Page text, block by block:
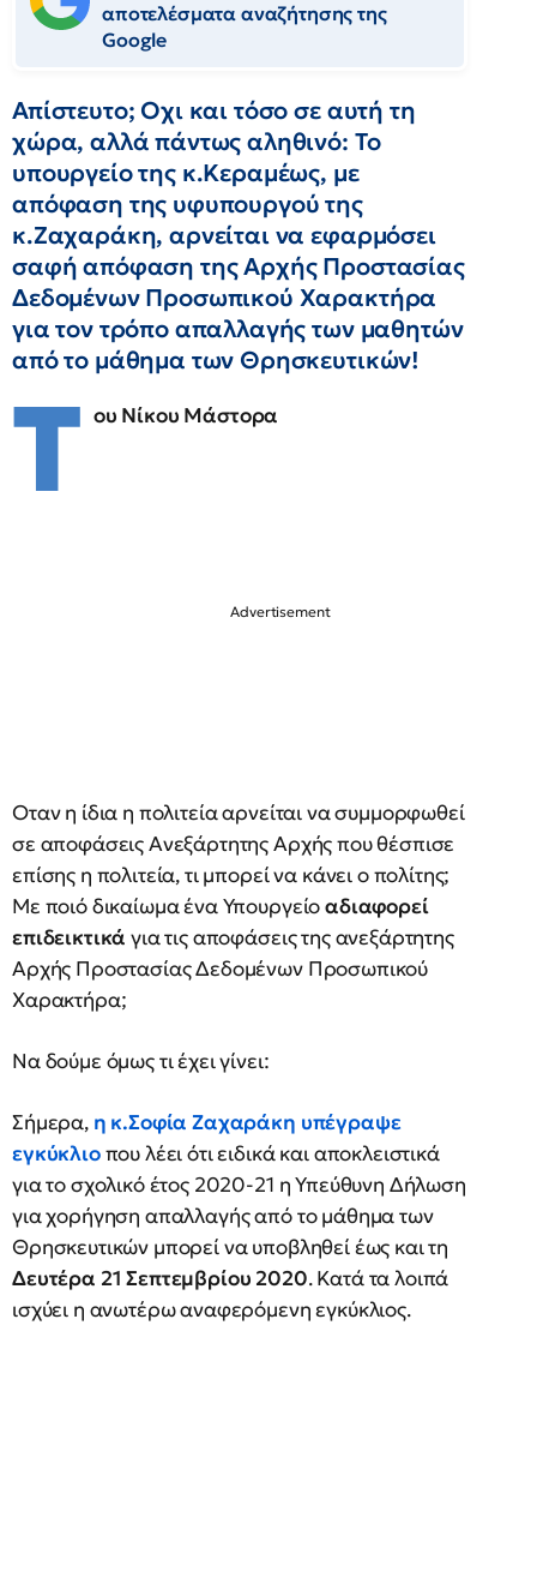
αποτελέσματα αναζήτησης της
Google
Απίστευτο; Οχι και τόσο σε αυτή τη
χώρα, αλλά πάντως αληθινό: Το
υπουργείο της κ.Κεραμέως, με
απόφαση της υφυπουργού της
κ.Ζαχαράκη, αρνείται να εφαρμόσει
σαφή απόφαση της Αρχής Προστασίας
Δεδομένων Προσωπικού Χαρακτήρα
για τον τρόπο απαλλαγής των μαθητών
από το μάθημα των Θρησκευτικών!
Τ ου Νίκου Μάστορα
Οταν η ίδια η πολιτεία αρνείται να συμμορφωθεί
σε αποφάσεις Ανεξάρτητης Αρχής που θέσπισε
επίσης η πολιτεία, τι μπορεί να κάνει ο πολίτης;
Με ποιό δικαίωμα ένα Υπουργείοαδιαφορεί
επιδεικτικά για τις αποφάσεις της ανεξάρτητης
Αρχής Προστασίας Δεδομένων Προσωπικού
Χαρακτήρα;
Να δούμε όμως τι έχει γίνει:
Σήμερα, η κ.Σοφία Ζαχαράκη υπέγραψε
εγκύκλιοπου λέει ότι ειδικά και αποκλειστικά
για το σχολικό έτος 2020-21 η Υπεύθυνη Δήλωση
για χορήγηση απαλλαγής από το μάθημα των
Θρησκευτικών μπορεί να υποβληθεί έως και τη
Δευτέρα 21 Σεπτεμβρίου 2020. Κατά τα λοιπά
ισχύει η ανωτέρω αναφερόμενη εγκύκλιος.